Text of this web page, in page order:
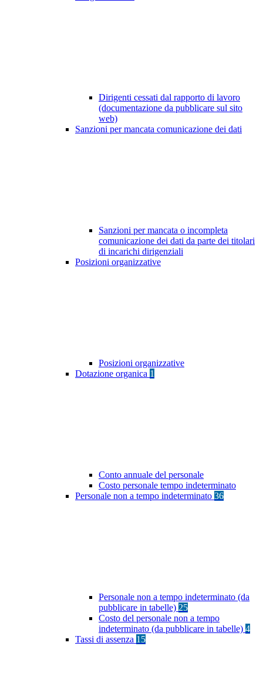
Dirigenti cessati dal rapporto di lavoro
(documentazione da pubblicare sul sito
web)
Sanzioni per mancata comunicazione dei dati
Sanzioni per mancata o incompleta
comunicazione dei dati da parte dei titolari
di incarichi dirigenziali
Posizioni organizzative
Posizioni organizzative
Dotazione organica 1
Conto annuale del personale
Costo personale tempo indeterminato
Personale non a tempo indeterminato 36
Personale non a tempo indeterminato (da
pubblicare in tabelle) 25
Costo del personale non a tempo
indeterminato (da pubblicare in tabelle) 4
Tassi di assenza 15